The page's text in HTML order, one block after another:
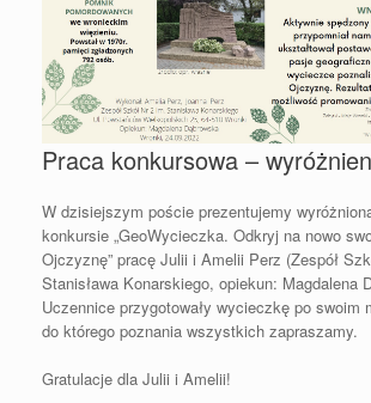
Praca konkursowa –
W dzisiejszym poście prezentujemy
konkursie „GeoWycieczka. Odkryj na nowo
Ojczyznę” pracę Julii i Amelii Perz (Zespół
Stanisława Konarskiego, opiekun: Magdalena
Uczennice przygotowały wycieczkę po swoim
do którego poznania wszystkich zapraszamy.
Gratulacje dla Julii i Amelii!